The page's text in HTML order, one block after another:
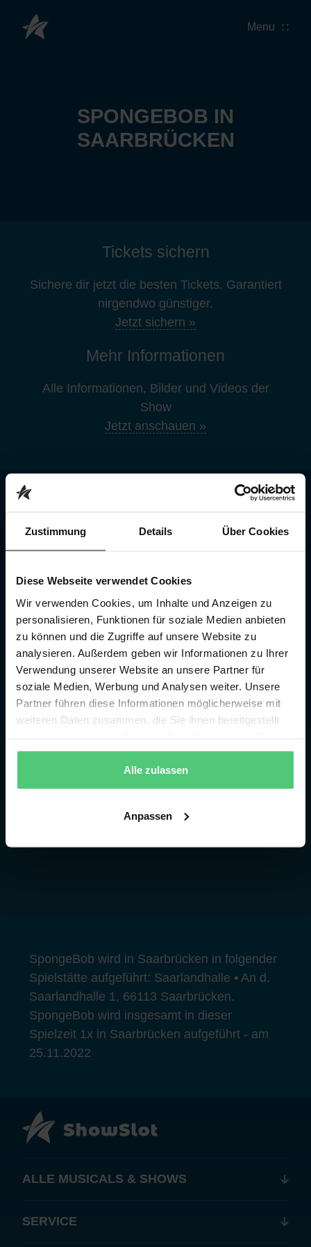
Zustimmung Details Über Cookies
Diese Webseite verwendet Cookies
Wir verwenden Cookies, um Inhalte und Anzeigen zu
personalisieren, Funktionen für soziale Medien anbieten
zu können und die Zugriffe auf unsere Website zu
analysieren. Außerdem geben wir Informationen zu Ihrer
Verwendung unserer Website an unsere Partner für
soziale Medien, Werbung und Analysen weiter. Unsere
Partner führen diese Informationen möglicherweise mit
weiteren Daten zusammen, die Sie ihnen bereitgestellt
gesammelt haben.
Alle zulassen
Anpassen
Menu
SPONGEBOB IN
SAARBRÜCKEN
Tickets sichern
Sichere dir jetzt die besten Tickets. Garantiert
nirgendwo günstiger.
Jetzt sichern »
Mehr Informationen
Alle Informationen, Bilder und Videos der
Show
Jetzt anschauen »
JETZT TICKETS SICHERN
Ohne Gebühren und nirgendwo günstiger
SpongeBob wird in Saarbrücken in folgender
Spielstätte aufgeführt: Saarlandhalle • An d.
Saarlandhalle 1, 66113 Saarbrücken.
SpongeBob wird insgesamt in dieser
Spielzeit 1x in Saarbrücken aufgeführt - am
25.11.2022
ALLE MUSICALS & SHOWS
SERVICE